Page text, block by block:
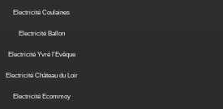
Electricité Coulaines
Electricité Ballon
Electricité Yvré l'Evêque
Electricité Château du Loir
Electricité Ecommoy